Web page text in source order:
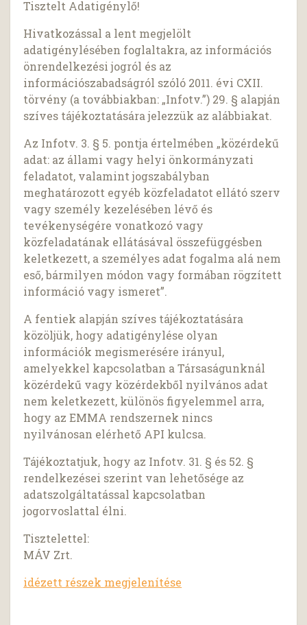
Tisztelt Adatigénylő!
Hivatkozással a lent megjelölt
adatigénylésében foglaltakra, az információs
önrendelkezési jogról és az
információszabadságról szóló 2011. évi CXII.
törvény (a továbbiakban: „Infotv.”) 29. § alapján
szíves tájékoztatására jelezzük az alábbiakat.
Az Infotv. 3. § 5. pontja értelmében „közérdekű
adat: az állami vagy helyi önkormányzati
feladatot, valamint jogszabályban
meghatározott egyéb közfeladatot ellátó szerv
vagy személy kezelésében lévő és
tevékenységére vonatkozó vagy
közfeladatának ellátásával összefüggésben
keletkezett, a személyes adat fogalma alá nem
eső, bármilyen módon vagy formában rögzített
információ vagy ismeret”.
A fentiek alapján szíves tájékoztatására
közöljük, hogy adatigénylése olyan
információk megismerésére irányul,
amelyekkel kapcsolatban a Társaságunknál
közérdekű vagy közérdekből nyilvános adat
nem keletkezett, különös figyelemmel arra,
hogy az EMMA rendszernek nincs
nyilvánosan elérhető API kulcsa.
Tájékoztatjuk, hogy az Infotv. 31. § és 52. §
rendelkezései szerint van lehetősége az
adatszolgáltatással kapcsolatban
jogorvoslattal élni.
Tisztelettel:
MÁV Zrt.
idézett részek megjelenítése